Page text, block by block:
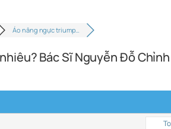
Áo nâng ngực triump…
Bác Sĩ Nguyễn Đỗ Chỉnh